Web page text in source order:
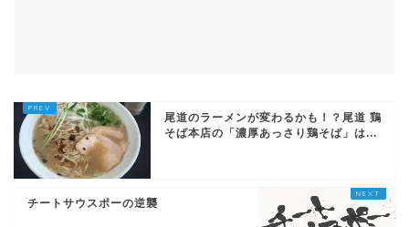
尾道のラーメンが変わるかも！？尾道 鶏
そば本店の「濃厚あっさり鶏そば」は...
チートサウスポーの逆襲